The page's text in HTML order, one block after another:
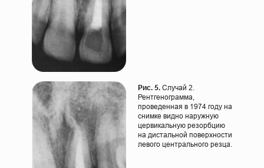
Рис. 5. Случай 2.
Рентгенограмма,
проведенная в 1974 году на
снимке видно наружную
цервикальную резорбцию
на дистальной поверхности
левого центрального резца.